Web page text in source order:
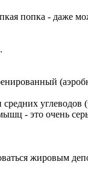
попка - даже
- это очень
жировым